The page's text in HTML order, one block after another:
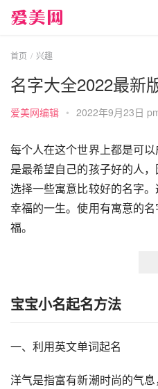
首页 兴趣
名字大全2022最新
爱美网编辑 • 2022年9月23日
每个人在这个世界上都是可
是最希望自己的孩子好的人
选择一些寓意比较好的名字
幸福的一生。使用有寓意的
福。
宝宝小名起名方法
一、利用英文单词起名
洋气是指富有新潮时尚的气息